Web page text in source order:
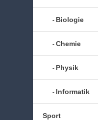
Biologie
Chemie
Physik
Informatik
Sport